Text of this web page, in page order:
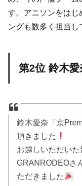
す。アニソンをはじ
ングも数多く担当し
第2位 鈴木愛
鈴木愛奈「京
頂きました
お越しいただい
GRANRODEOさ
ただきました